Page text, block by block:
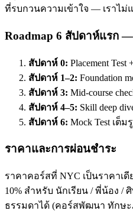
ที่รบกวนความเข้าใจ — เราไม่
Roadmap 6 สัปดาห์แรก
สัปดาห์ 0: Placement
สัปดาห์ 1–2: Foundation
สัปดาห์ 3: Mid-course
สัปดาห์ 4–5: Skill deep
สัปดาห์ 6: Mock Test เต็
ราคาและการผ่อนชำระ
ราคาคอร์สที่ NYC เป็นราคาเ
10% สำหรับ นักเรียน / พี่น้อง /
ธรรมดาได้ (คอร์สพัฒนา ทักษ